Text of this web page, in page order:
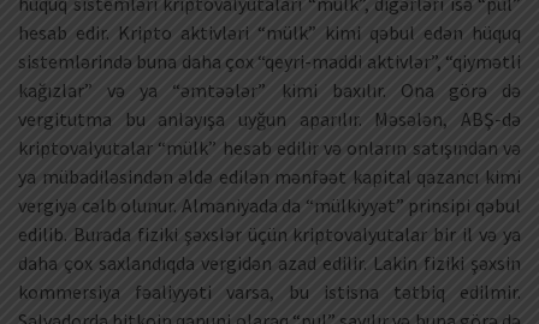
hesab edir. Kripto aktivləri “mülk” kimi qəbul edən hüquq
sistemlərində buna daha çox “qeyri-maddi aktivlər”, “qiymətli
kağızlar” və ya “əmtəələr” kimi baxılır. Ona görə də
vergitutma bu anlayışa uyğun aparılır. Məsələn, ABŞ-də
kriptovalyutalar “mülk” hesab edilir və onların satışından və
ya mübadiləsindən əldə edilən mənfəət kapital qazancı kimi
vergiyə cəlb olunur. Almaniyada da “mülkiyyət” prinsipi qəbul
edilib. Burada fiziki şəxslər üçün kriptovalyutalar bir il və ya
daha çox saxlandıqda vergidən azad edilir. Lakin fiziki şəxsin
kommersiya fəaliyyəti varsa, bu istisna tətbiq edilmir.